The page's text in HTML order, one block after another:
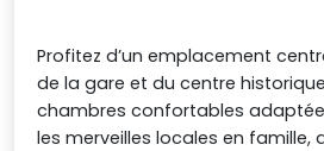
Profitez d’un emplacement
de la gare et du centre
chambres confortables
les merveilles locales en famille,